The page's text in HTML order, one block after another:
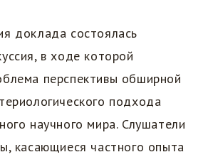
доклада состоялась
в ходе которой
перспективы обширной
подхода
научного мира. Слушатели
касающиеся частного опыта